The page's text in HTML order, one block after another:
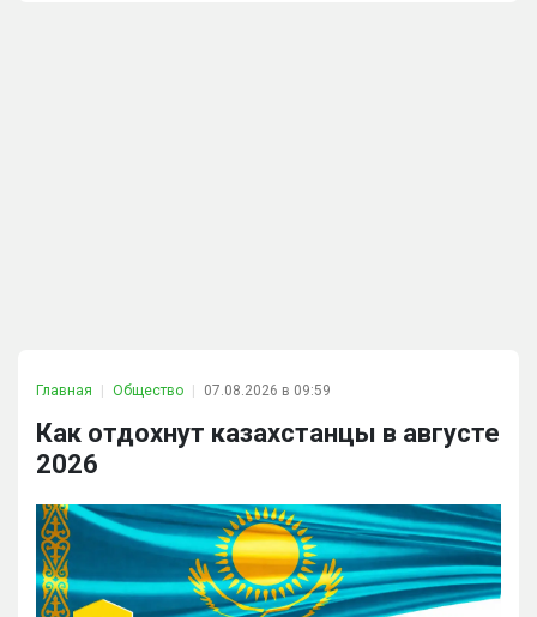
Главная Общество 07.08.2026 в 09:59
Как отдохнут казахстанцы в августе
2026